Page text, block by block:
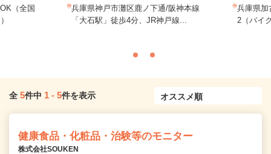
（全国
兵庫県神戸市灘区鹿ノ下通/阪神本線
「大石駅」徒歩4分、JR神戸線...
兵庫県加
2（バイ
全 5件中 1 - 5件を表示
健康食品・化粧品・治験等のモニター
株式会社SOUKEN